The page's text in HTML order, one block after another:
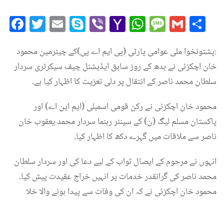
Facebook
Twitter
EmailSkype
ViberYahoo
Mail
:پشتونخوا ملی عوامی پارٹی (پی ایم اے پی)کے چیئرمین محمود
خان اچکزئی نے بدھ کے روز سابق ایڈیشنل چیف سیکرٹری سردار
سلطان محمد ناصر کے انتقال پر دلی تعزیت کا اظہار کیا ہے۔
محمود خان اچکزئی نے رکن قومی اسمبلی (ایم این اے) اور
پاکستان مسلم لیگ (ن) کے سینئر رہنما سردار محمد یعقوب خان
ناصر سے ملاقات میں گہرے دکھ کا اظہار کیا۔
انہوں نے مرحوم کے ایصال ثواب کے لیے دعا کی اور سردار سلطان
محمد ناصر کی گرانقدر خدمات پر انہیں خراج عقیدت پیش کیا۔
محمود خان اچکزئی نے کہ ان کی وفات سے پیدا ہونے والا خلا